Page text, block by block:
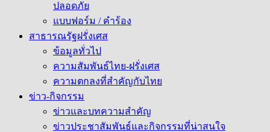
ปลอดภัย
แบบฟอร์ม / คำร้อง
สาธารณรัฐฝรั่งเศส
ข้อมูลทั่วไป
ความสัมพันธ์ไทย-ฝรั่งเศส
ความตกลงที่สำคัญกับไทย
ข่าว-กิจกรรม
ข่าวและบทความสำคัญ
ข่าวประชาสัมพันธ์และกิจกรรมที่น่าสนใจ